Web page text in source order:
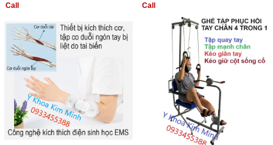
Call Call